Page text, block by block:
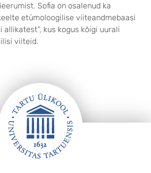
Sofia on osalenud ka
etümoloogilise viiteandmebaasi
allikatest”, kus kogus kõigi uurali
viiteid.